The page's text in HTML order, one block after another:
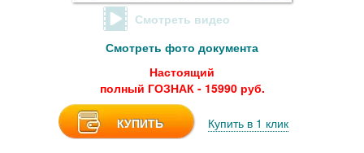
Смотреть видео
Смотреть фото документа
Настоящий
полный ГОЗНАК - 15990 руб.
КУПИТЬ Купить в 1 клик